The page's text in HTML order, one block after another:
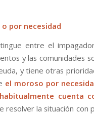
por necesidad
entre el
y las comunidades
y tiene otras
el moroso por
cuenta
la situación con